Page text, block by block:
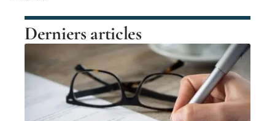
Derniers articles